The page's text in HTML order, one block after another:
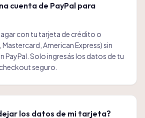
cuenta de PayPal para
con tu tarjeta de crédito o
American Express) sin
PayPal. Solo ingresás los datos de tu
seguro.
los datos de mi tarjeta?